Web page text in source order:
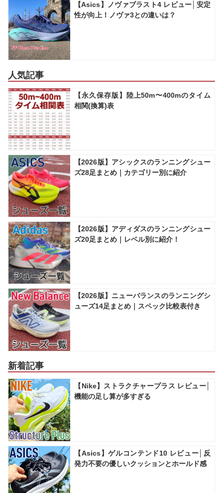
【Asics】ノヴァブラスト4 レビュー│安定
性が向上！ノヴァ3との違いは？
人気記事
【永久保存版】陸上50m〜400mのタイム
相関(換算)表
【2026版】アシックスのランニングシュー
ズ28足まとめ｜カテゴリー別に紹介
【2026版】アディダスのランニングシュー
ズ20足まとめ｜レベル別に紹介！
【2026版】ニューバランスのランニングシ
ューズ14足まとめ｜スペック比較表付き
新着記事
【Nike】ストラクチャープラス レビュー│
機能の足し算が多すぎる
【Asics】ゲルコンテンド10 レビュー│反
発力不要の優しいクッションとホールド感